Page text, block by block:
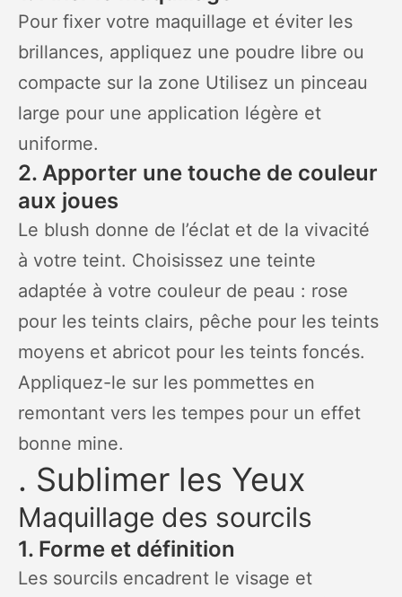
Pour fixer votre maquillage et éviter les
brillances, appliquez une poudre libre ou
compacte sur la zone Utilisez un pinceau
large pour une application légère et
uniforme.
2. Apporter une touche de couleur
aux joues
Le blush donne de l’éclat et de la vivacité
à votre teint. Choisissez une teinte
adaptée à votre couleur de peau : rose
pour les teints clairs, pêche pour les teints
moyens et abricot pour les teints foncés.
Appliquez-le sur les pommettes en
remontant vers les tempes pour un effet
bonne mine.
. Sublimer les Yeux
Maquillage des sourcils
1. Forme et définition
Les sourcils encadrent le visage et